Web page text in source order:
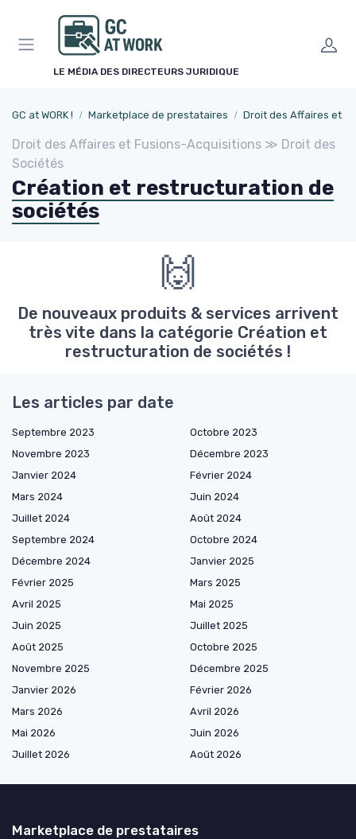
LE MÉDIA DES DIRECTEURS JURIDIQUE
GC at WORK ! Marketplace de prestataires Droit des Affaires et Fusions-
Droit des Affaires et Fusions-Acquisitions ≫ Droit des
Sociétés
Création et restructuration de
sociétés
🙌
De nouveaux produits & services arrivent
très vite dans la catégorie Création et
restructuration de sociétés !
Les articles par date
Septembre 2023
Octobre 2023
Novembre 2023
Décembre 2023
Janvier 2024
Février 2024
Mars 2024
Juin 2024
Juillet 2024
Août 2024
Septembre 2024
Octobre 2024
Décembre 2024
Janvier 2025
Février 2025
Mars 2025
Avril 2025
Mai 2025
Juin 2025
Juillet 2025
Août 2025
Octobre 2025
Novembre 2025
Décembre 2025
Janvier 2026
Février 2026
Mars 2026
Avril 2026
Mai 2026
Juin 2026
Juillet 2026
Août 2026
Marketplace de prestataires